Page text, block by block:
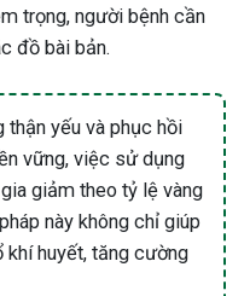
trọng, người bệnh cần
đồ bài bản.
yếu và phục hồi
vững, việc sử dụng
giảm theo tỷ lệ vàng
này không chỉ giúp
khí huyết, tăng cường